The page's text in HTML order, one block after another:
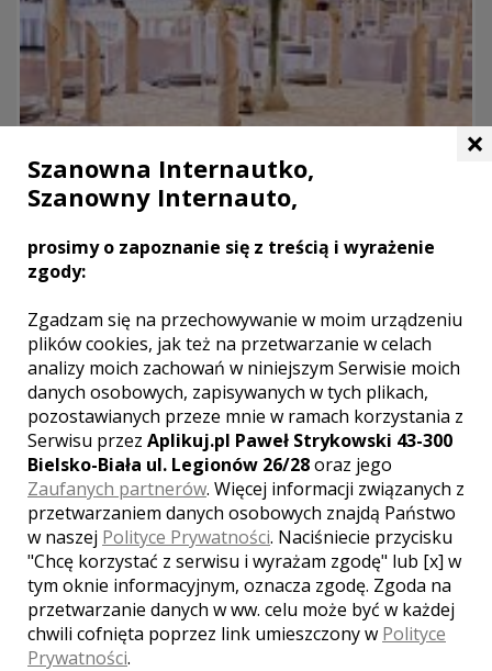
Restauracja - Hotel Kassandra
Września
W przytulnych i komfortowych pokojach Hotelu Kassandra
spędzą Państwo miłe chwile wypoczynku po hucznej zabawie
na przyjęciu weselnym odbywającym się w eleganckiej Sali
Kryształowej obiektu. Zapraszamy do organizacji wszelkich ...
Mamy nadzieję, że nasza bogata oferta zaspokoi nawet
najbardziej wymagających klientów.
miejsca noclegowe
parking
kuchnia
klimatyzacja
×
Szanowna Internautko,
Szanowny Internauto,
prosimy o zapoznanie się z treścią i wyrażenie
zgody:
Zgadzam się na przechowywanie w moim urządzeniu
plików cookies, jak też na przetwarzanie w celach
analizy moich zachowań w niniejszym Serwisie moich
danych osobowych, zapisywanych w tych plikach,
pozostawianych przeze mnie w ramach korzystania z
Serwisu przez Aplikuj.pl Paweł Strykowski 43-300
Bielsko-Biała ul. Legionów 26/28oraz jego
Zaufanych partnerów. Więcej informacji związanych z
przetwarzaniem danych osobowych znajdą Państwo
w naszej Polityce Prywatności. Naciśniecie przycisku
"Chcę korzystać z serwisu i wyrażam zgodę" lub [x] w
tym oknie informacyjnym, oznacza zgodę. Zgoda na
przetwarzanie danych w ww. celu może być w każdej
chwili cofnięta poprzez link umieszczony w Polityce
Prywatności.